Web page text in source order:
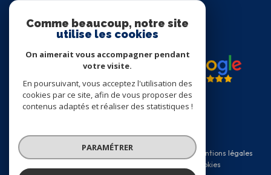
© 2026 | Tous droits réservés
Nos honoraires
Nos partenaires
Mentions légales
Cookies
Comme beaucoup, notre site
utilise les cookies
On aimerait vous accompagner pendant
votre visite.
En poursuivant, vous acceptez l'utilisation des
cookies par ce site, afin de vous proposer des
contenus adaptés et réaliser des statistiques !
PARAMÉTRER